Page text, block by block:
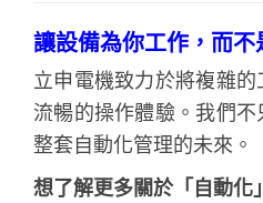
讓設備為你工作，而
立申電機致力於將複雜的
流暢的操作體驗。我們
整套自動化管理的未來。
想了解更多關於「自動化